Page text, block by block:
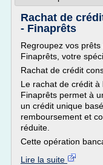
Rachat de
- Finaprêts
Regroupez vos
Finaprêts, votre
Rachat de crédit
Le rachat de crédit
Finaprêts permet à
un crédit unique
remboursement et
réduite.
Cette opération
Lire la suite